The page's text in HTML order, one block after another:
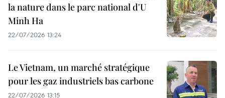
la nature dans le parc national d'U
Minh Ha
22/07/2026 13:24
Le Vietnam, un marché stratégique
pour les gaz industriels bas carbone
22/07/2026 13:15